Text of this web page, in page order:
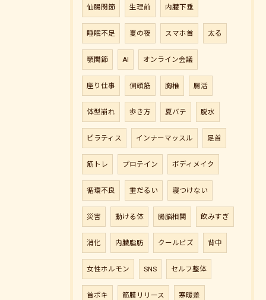
仙腸関節 生理前 内臓下垂
睡眠不足 夏の夜 スマホ首 太る
顎関節 AI オンライン会議
座り仕事 側頭筋 胸椎 腸活
体型崩れ 歩き方 夏バテ 脱水
ピラティス インナーマッスル 足首
筋トレ プロテイン ボディメイク
循環不良 重だるい 寝つけない
災害 動ける体 腸脳相関 飲みすぎ
消化 内臓脂肪 クールビズ 背中
女性ホルモン SNS セルフ整体
首ポキ 筋膜リリース 寒暖差
ご予約はこちら